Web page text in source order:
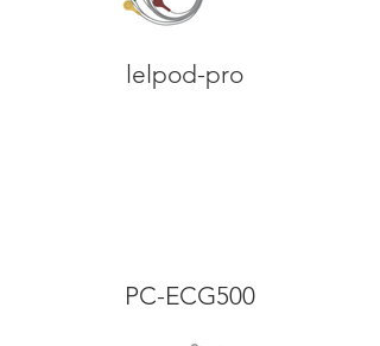
lelpod-pro
PC-ECG500